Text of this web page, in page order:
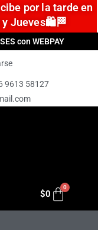
por la tarde en
y Jueves🛍️🏁
con WEBPAY
9613 58127
$0